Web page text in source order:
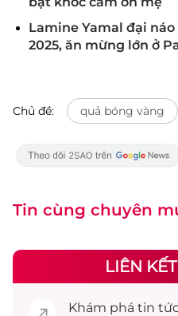
Lamine Yamal đại
2025, ăn mừng lớn ở
Chủ đề: quả bóng vàng
Tin cùng chuyên
LIÊN
Khám phá tin